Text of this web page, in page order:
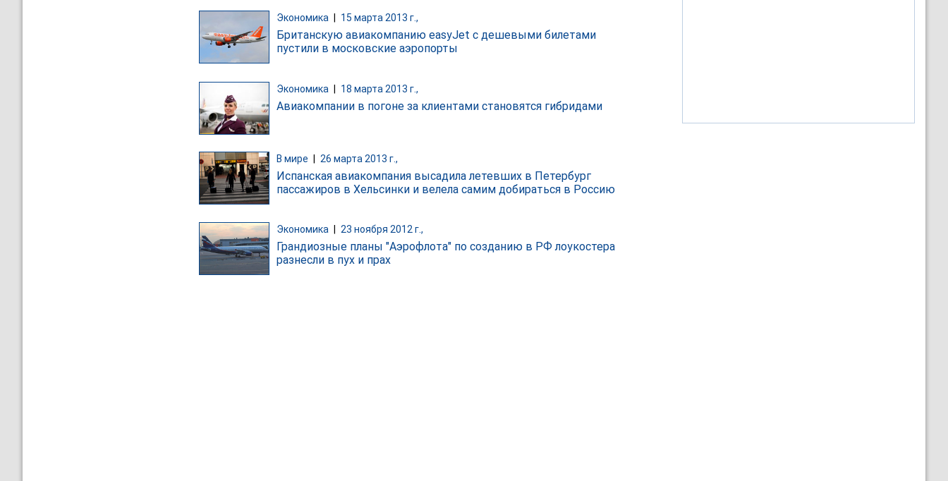
Экономика 15 марта 2013 г.,
Британскую авиакомпанию easyJet с дешевыми билетами
пустили в московские аэропорты
Экономика | 18 марта 2013 г.,
Авиакомпании в погоне за клиентами становятся гибридами
В мире | 26 марта 2013 г.,
Испанская авиакомпания высадила летевших в Петербург
пассажиров в Хельсинки и велела самим добираться в Россию
Экономика 23 ноября 2012 г.,
Грандиозные планы "Аэрофлота" по созданию в РФ лоукостера
разнесли в пух и прах